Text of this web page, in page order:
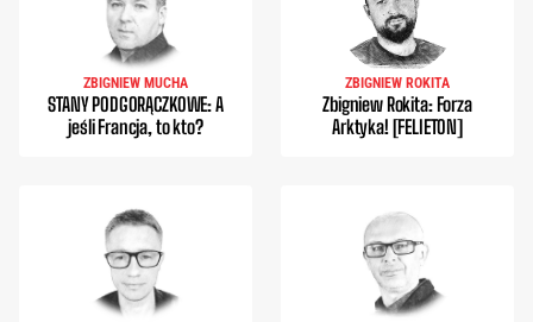
ZBIGNIEW MUCHA
STANY PODGORĄCZKOWE: A
jeśli Francja, to kto?
ZBIGNIEW ROKITA
Zbigniew Rokita: Forza
Arktyka! [FELIETON]